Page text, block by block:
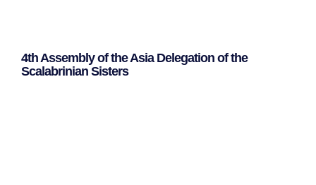
4th Assembly of the Asia Delegation of the
Scalabrinian Sisters